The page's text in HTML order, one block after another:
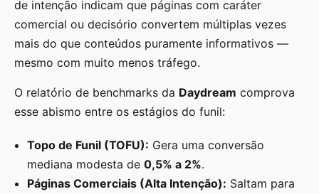
de intenção indicam que páginas com caráter
comercial ou decisório convertem múltiplas vezes
mais do que conteúdos puramente informativos —
mesmo com muito menos tráfego.
O relatório de benchmarks da Daydream comprova
esse abismo entre os estágios do funil:
Topo de Funil (TOFU): Gera uma conversão
mediana modesta de 0,5% a 2%.
Páginas Comerciais (Alta Intenção): Saltam para